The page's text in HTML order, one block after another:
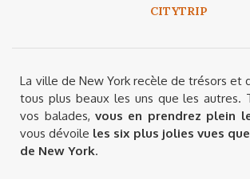
CITYTRIP
La ville de New York recèle de trésors et
tous plus beaux les uns que les autres.
vos balades,vous en prendrez plein
vous dévoile les six plus jolies vues
de New York.